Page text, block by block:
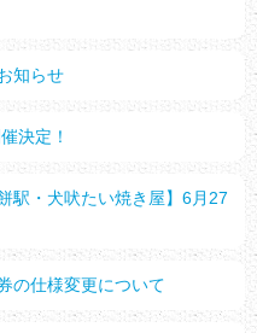
知らせ
決定！
駅・犬吠たい焼き屋】6月27
の仕様変更について